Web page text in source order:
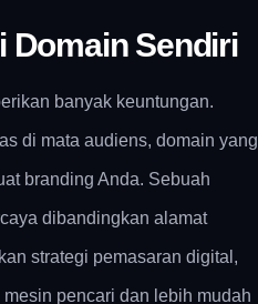
Domain Sendiri
banyak keuntungan.
di mata audiens, domain yang
branding Anda. Sebuah
dibandingkan alamat
strategi pemasaran digital,
pencari dan lebih mudah